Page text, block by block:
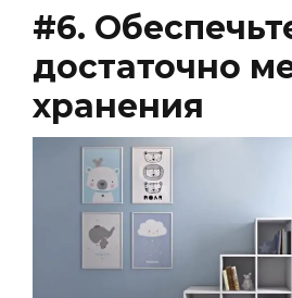
#6.
достаточно
хранения